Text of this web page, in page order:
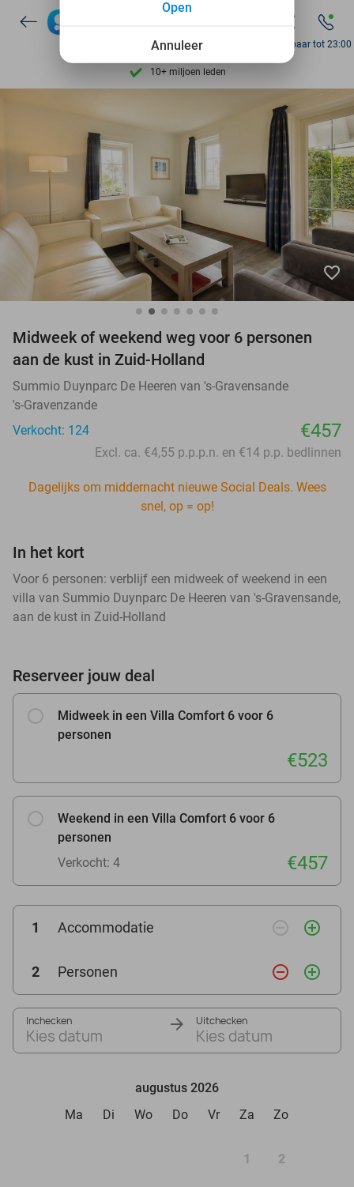
Ontdek 15.000+ deals
7 dagen per week beschikbaar
10+ miljoen leden
205.826 reviews
Ontdek 15.000+ deals
7 dagen per week beschikbaar
10+ miljoen leden
Bereikbaar tot 23:00
favorite_border
Midweek of weekend weg voor 6 personen
aan de kust in Zuid-Holland
Summio Duynparc De Heeren van 's-Gravensande
's-Gravenzande
Verkocht: 124
€457
Excl. ca. €4,55 p.p.p.n. en €14 p.p. bedlinnen
Dagelijks om middernacht nieuwe Social Deals. Wees
snel, op = op!
In het kort
Voor 6 personen: verblijf een midweek of weekend in een
villa van Summio Duynparc De Heeren van 's-Gravensande,
aan de kust in Zuid-Holland
Reserveer jouw deal
Midweek in een Villa Comfort 6 voor 6
personen
€523
Weekend in een Villa Comfort 6 voor 6
personen
Verkocht: 4
€457
1 Accommodatie remove_circle_outline add_circle_outline
2 Personen remove_circle_outline add_circle_outline
Inchecken
Kies datum
Uitchecken
Kies datum
augustus 2026
Ma
Di Wo Do Vr Za Zo
1 2
Annuleer
Open